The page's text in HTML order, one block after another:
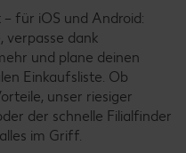
für iOS und Android:
verpasse dank
und plane deinen
Einkaufsliste. Ob
unser riesiger
der schnelle Filialfinder
im Griff.